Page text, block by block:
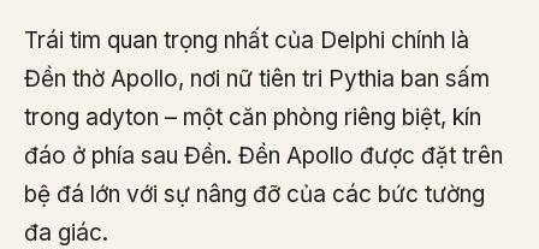
Trái tim quan trọng nhất của Delphi chính là
Đền thờ Apollo, nơi nữ tiên tri Pythia ban sấm
trong adyton – một căn phòng riêng biệt, kín
đáo ở phía sau Đền. Đền Apollo được đặt trên
bệ đá lớn với sự nâng đỡ của các bức tường
đa giác.